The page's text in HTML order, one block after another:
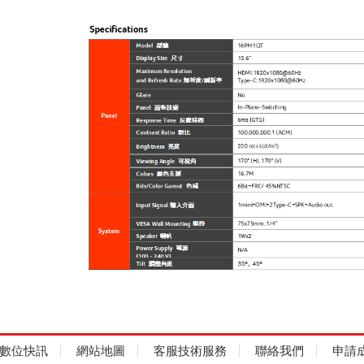
數位快訊 網站地圖 客服技術服務 聯絡我們 申請